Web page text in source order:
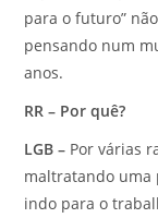
para o futuro”
pensando num
anos.
RR – Por quê?
LGB – Por várias
maltratando uma
indo para o